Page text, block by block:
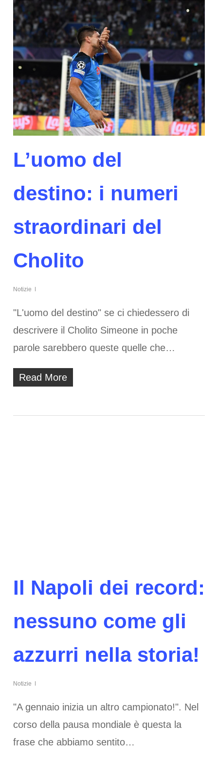
L’uomo del
destino: i numeri
straordinari del
Cholito
Notizie
"L'uomo del destino" se ci chiedessero di
descrivere il Cholito Simeone in poche
parole sarebbero queste quelle che…
Read More
Il Napoli dei record:
nessuno come gli
azzurri nella storia!
Notizie
"A gennaio inizia un altro campionato!". Nel
corso della pausa mondiale è questa la
frase che abbiamo sentito…